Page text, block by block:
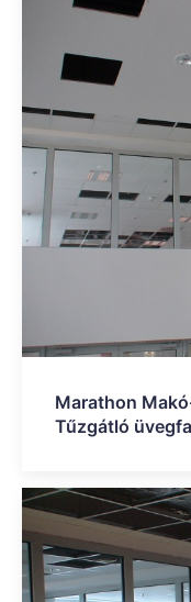
Marathon
Tűzgátló